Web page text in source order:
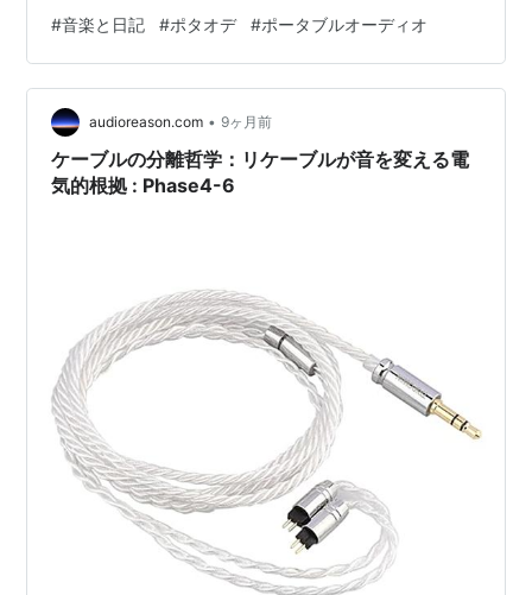
らに渡り歩いた方が面白い。そのように考える人間なの
で。そうでありながら、こいつだけはダラダラと、処分
されることもなくしれっとラックに鎮座し続けている。
使うのも年に数回程度。でも手放せない、手放したくな
いと思わせるサムシングがある。自分好みの音を出して
くれるが、ズバ抜けて音がよいわけでもな…
#音楽と日記 #ポタオデ #ポータブルオーディオ
audioreason.com • 9ヶ月前
ケーブルの分離哲学：リケーブルが音を変える電
気的根拠 : Phase4-6